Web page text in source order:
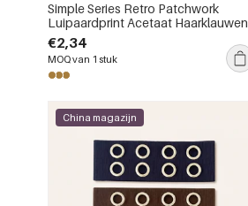
Simple Series Retro Patchwork
Luipaardprint Acetaat Haarklauwen
€2,34
MOQ van 1 stuk
China magazijn